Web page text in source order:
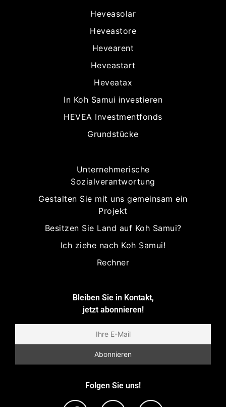
Heveasolar
Heveastore
Hevearent
Heveastart
Heveatax
In Koh Samui investieren
HEVEA Investmentfonds
Grundstücke
Unternehmerische
Sozialverantwortung
Gestalten Sie mit uns gemeinsam ein
Projekt
Besitzen Sie Land auf Koh Samui?
Ich ziehe nach Koh Samui!
Rechner
Bleiben Sie in Kontakt,
jetzt abonnieren!
Folgen Sie uns!